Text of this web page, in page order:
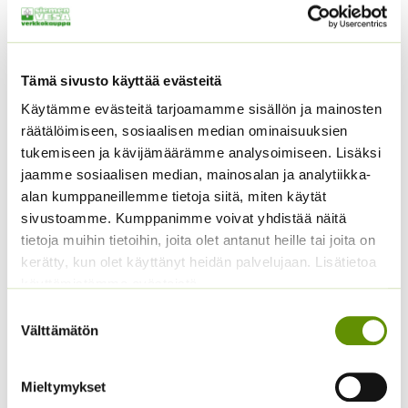
Tämä sivusto käyttää evästeitä
Käytämme evästeitä tarjoamamme sisällön ja mainosten
räätälöimiseen, sosiaalisen median ominaisuuksien
tukemiseen ja kävijämäärämme analysoimiseen. Lisäksi
jaamme sosiaalisen median, mainosalan ja analytiikka-
alan kumppaneillemme tietoja siitä, miten käytät
sivustoamme. Kumppanimme voivat yhdistää näitä
tietoja muihin tietoihin, joita olet antanut heille tai joita on
kerätty, kun olet käyttänyt heidän palvelujaan. Lisätietoa
valinta
Välttämätön
Mieltymykset
tainta.
Tutustu myös
Kumina 5 g
Hintaluokka:
2,50 €
18,90 €
Sisältää